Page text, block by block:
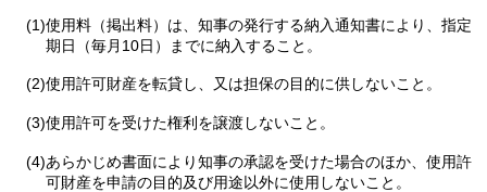
(1)使用料（掲出料）は、知事の発行する納入通知書により、指定
期日（毎月10日）までに納入すること。
(2)使用許可財産を転貸し、又は担保の目的に供しないこと。
(3)使用許可を受けた権利を譲渡しないこと。
(4)あらかじめ書面により知事の承認を受けた場合のほか、使用許
可財産を申請の目的及び用途以外に使用しないこと。